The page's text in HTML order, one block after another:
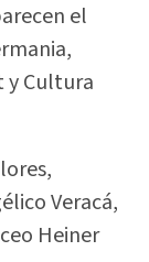
el
y Cultura
Veracá,
Heiner